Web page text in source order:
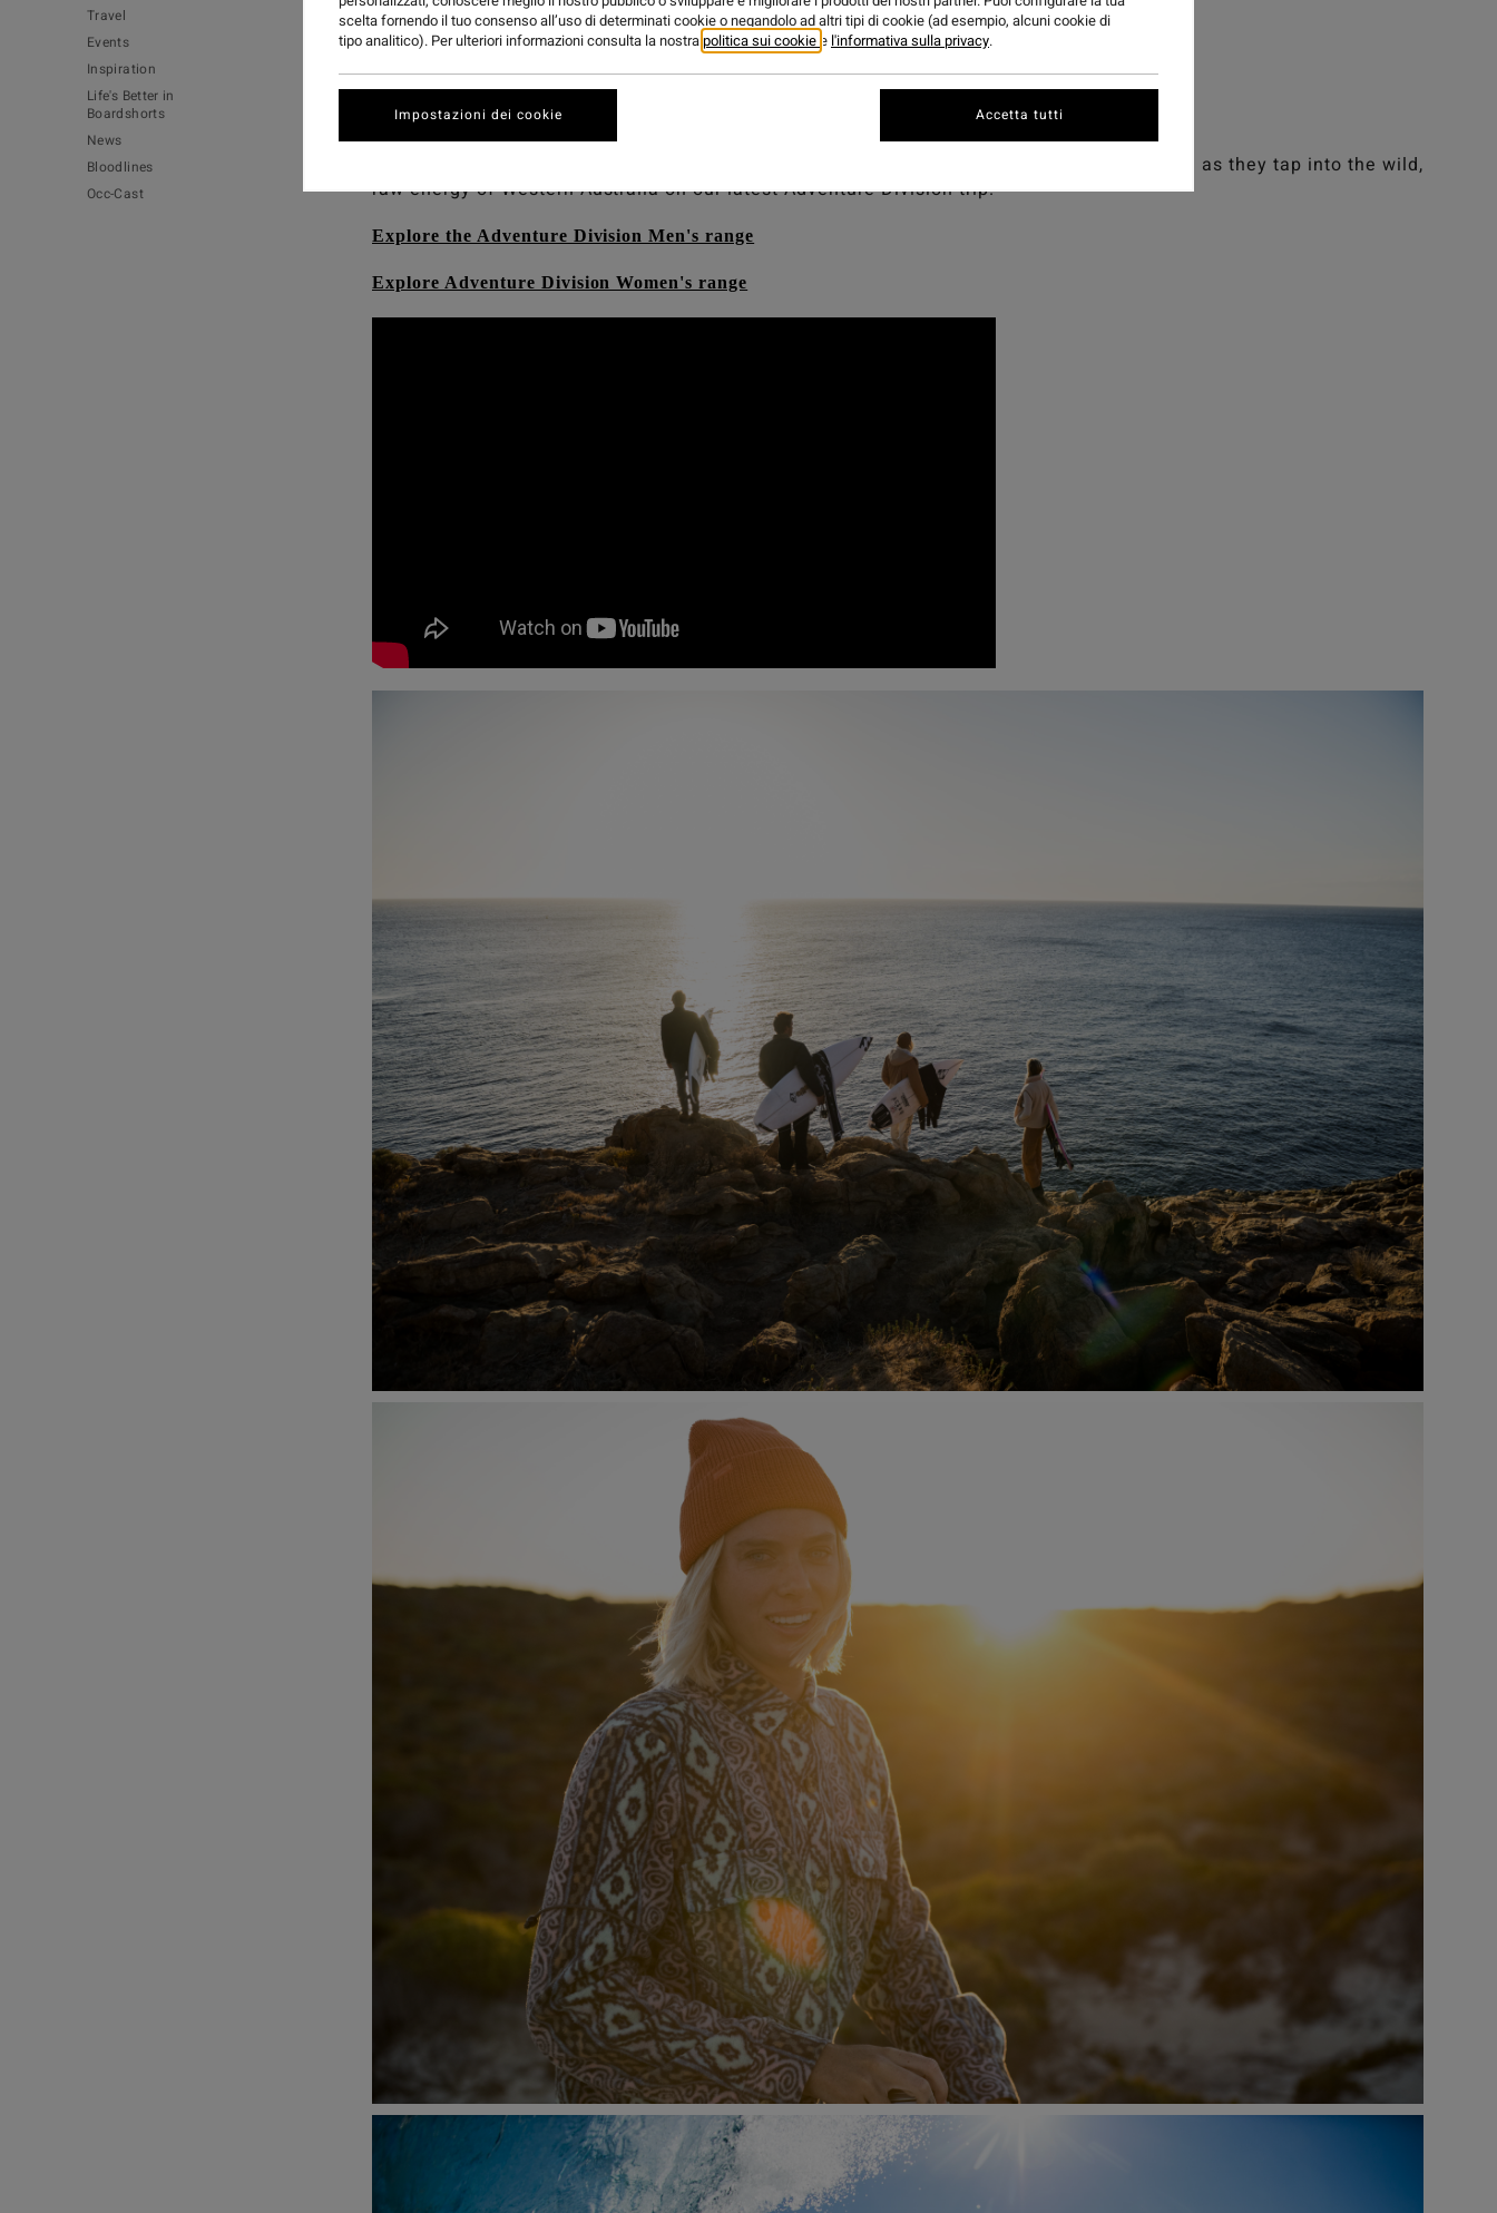
Travel
Events
Inspiration
Life's Better in
Boardshorts
News
Bloodlines
Occ-Cast
Adventure awaits far out in West OZ.
Join Jai Glindeman, Macy Callagahan, Creed McTaggart, Isabella Nichols and Shane Dorian as they tap into the wild,
raw energy of Western Australia on our latest Adventure Division trip.
Explore the Adventure Division Men's range
Explore Adventure Division Women's range
scelta fornendo il tuo consenso all’uso di determinati cookie o negandolo ad altri tipi di cookie (ad esempio, alcuni cookie di
tipo analitico). Per ulteriori informazioni consulta la nostrapolitica sui cookie e l'informativa sulla privacy.
Impostazioni dei cookie Accetta tutti